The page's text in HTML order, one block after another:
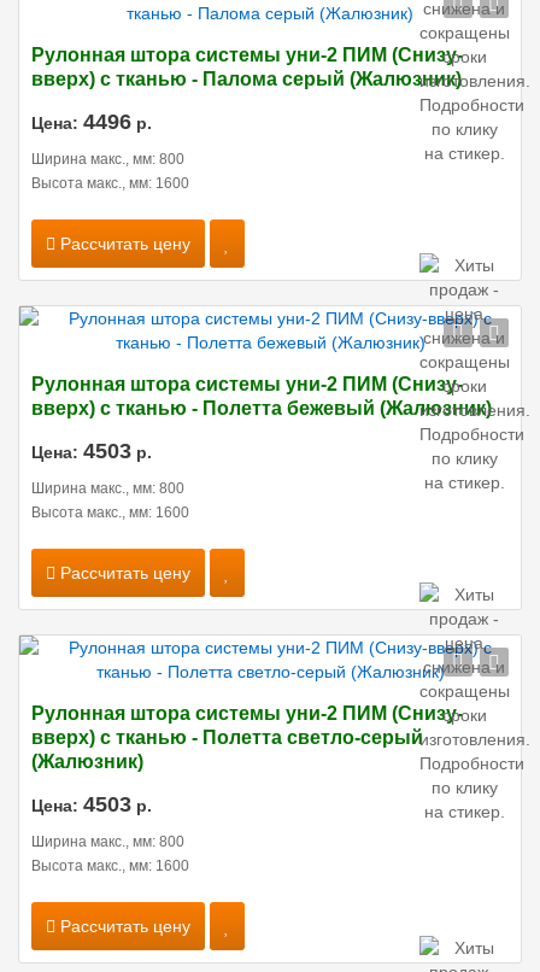
Рулонная штора системы уни-2 ПИМ (Снизу-
вверх) с тканью - Палома серый (Жалюзник)
Цена: 4496 р.
Ширина макс., мм: 800
Высота макс., мм: 1600
Рассчитать цену
Рулонная штора системы уни-2 ПИМ (Снизу-
вверх) с тканью - Полетта бежевый (Жалюзник)
Цена: 4503 р.
Ширина макс., мм: 800
Высота макс., мм: 1600
Рассчитать цену
Рулонная штора системы уни-2 ПИМ (Снизу-
вверх) с тканью - Полетта светло-серый
(Жалюзник)
Цена: 4503 р.
Ширина макс., мм: 800
Высота макс., мм: 1600
Рассчитать цену